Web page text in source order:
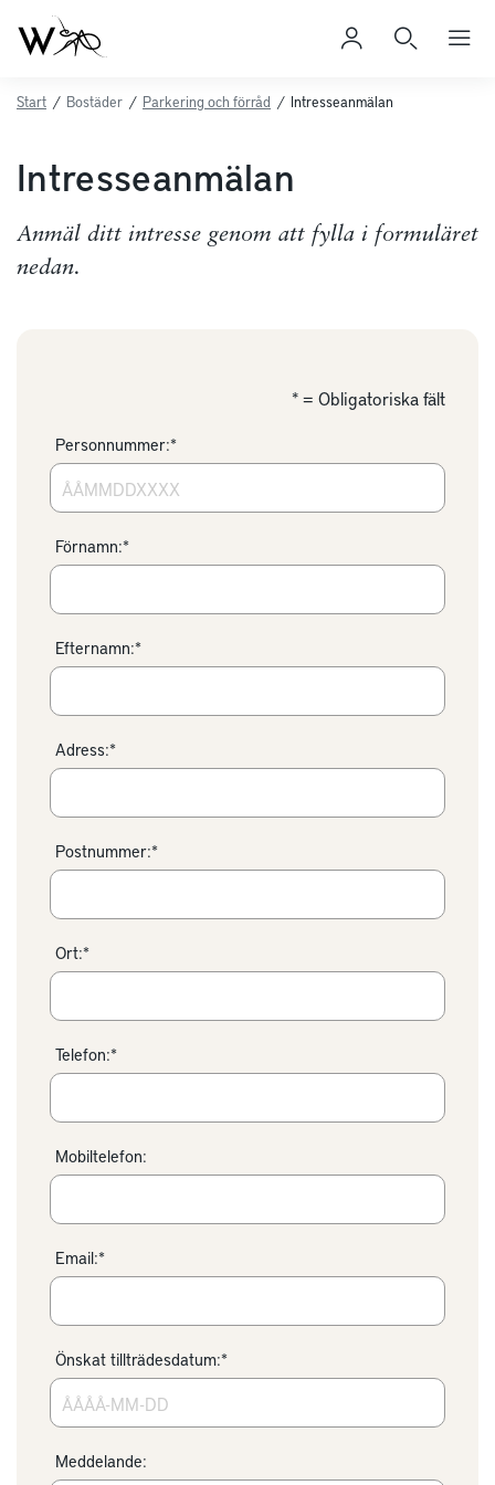
Start / Bostäder / Parkering och förråd / Intresseanmälan
Intresseanmälan
Anmäl ditt intresse genom att fylla i formuläret
nedan.
* = Obligatoriska fält
Personnummer:*
Förnamn:*
Efternamn:*
Adress:*
Postnummer:*
Ort:*
Telefon:*
Mobiltelefon:
Email:*
Önskat tillträdesdatum:*
Meddelande: